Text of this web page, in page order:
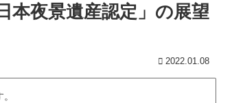
夜景遺産認定」の展望
2022.01.08